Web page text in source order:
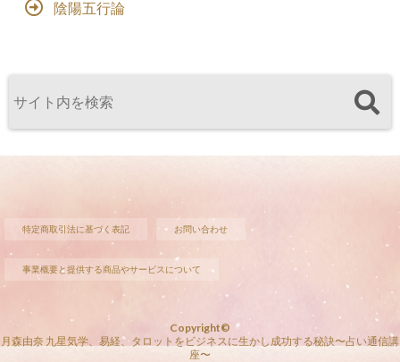
陰陽五行論
特定商取引法に基づく表記 お問い合わせ
事業概要と提供する商品やサービスについて
Copyright©
月森由奈 九星気学、易経、タロットをビジネスに生かし成功する秘訣〜占い通信講
座〜